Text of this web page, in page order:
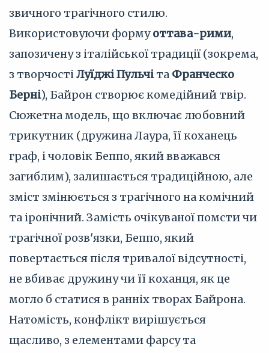
звичного трагічного стилю.
Використовуючи формуоттава-рими,
запозичену з італійської традиції (зокрема,
з творчостіЛуїджі Пульчіта Франческо
Берні), Байрон створює комедійний твір.
Сюжетна модель, що включає любовний
трикутник (дружина Лаура, її коханець
граф, і чоловік Беппо, який вважався
загиблим), залишається традиційною, але
зміст змінюється з трагічного на комічний
та іронічний. Замість очікуваної помсти чи
трагічної розв'язки, Беппо, який
повертається після тривалої відсутності,
не вбиває дружину чи її коханця, як це
могло б статися в ранніх творах Байрона.
Натомість, конфлікт вирішується
щасливо, з елементами фарсу та